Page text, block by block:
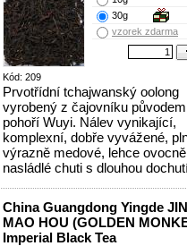
Kód: 209
30g
vzorek zdarma
Prvotřídní tchajwanský oolong
vyrobený z čajovníku
pohoří Wuyi. Nálev vynikající,
komplexní, dobře vyvážené,
výrazně medové, lehce ovocně
nasládlé chuti s dlouhou
China Guangdong Yingde JIN
MAO HOU (GOLDEN
Imperial Black Tea